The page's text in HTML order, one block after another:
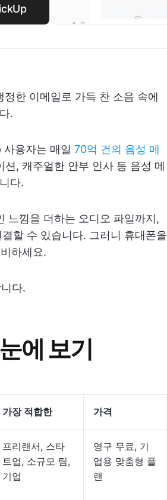
한 이메일로 가득 찬 소음 속에
.
용자는 매일 70억 건의 음성 메
, 캐주얼한 안부 인사 등 음성 메
다.
느낌을 더하는 오디오 파일까지,
할 수 있습니다. 그러니 휴대폰을
하세요.
다.
에 보기
가장 적합한 가격
프리랜서, 스타
트업, 소규모 팀,
기업
영구 무료, 기
업용 맞춤형 플
랜